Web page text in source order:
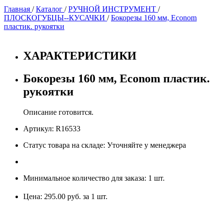
Главная /Каталог /РУЧНОЙ ИНСТРУМЕНТ /
ПЛОСКОГУБЦЫ--КУСАЧКИ /Бокорезы 160 мм, Econom
пластик. рукоятки
ХАРАКТЕРИСТИКИ
Бокорезы 160 мм, Econom пластик.
рукоятки
Описание готовится.
Артикул: R16533
Статус товара на складе: Уточняйте у менеджера
Минимальное количество для заказа: 1 шт.
Цена: 295.00 руб. за 1 шт.